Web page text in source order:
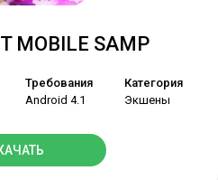
MOBILE SAMP
Требования
Android 4.1
Категория
Экшены